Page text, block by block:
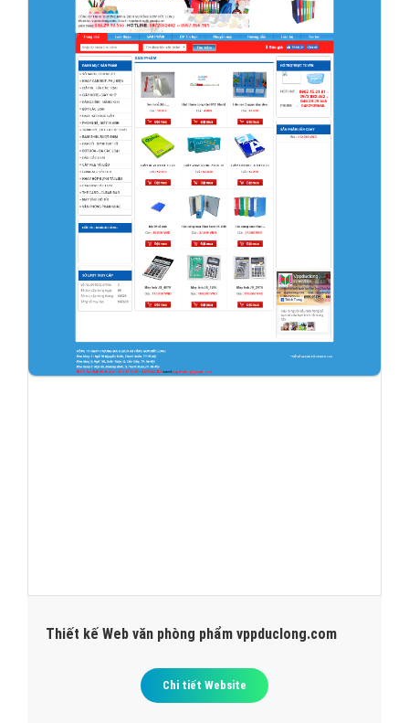
Thiết kế Web văn phòng phẩm vppduclong.com
Chi tiết Website